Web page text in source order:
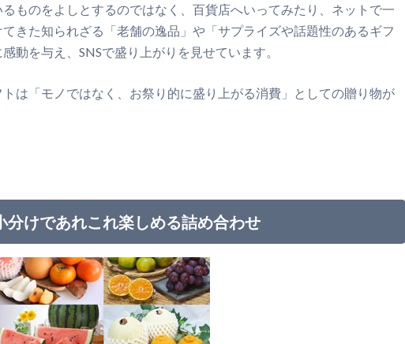
ものをよしとするのではなく、百貨店へいってみたり、ネットで一
きた知られざる「老舗の逸品」や「サプライズや話題性のあるギフ
動を与え、SNSで盛り上がりを見せています。
は「モノではなく、お祭り的に盛り上がる消費」としての贈り物が
分けであれこれ楽しめる詰め合わせ